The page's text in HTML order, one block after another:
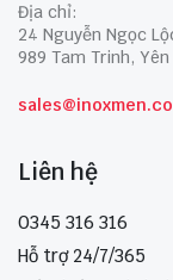
Địa chỉ:
24 Nguyễn Ngọc
989 Tam Trinh,
Liên hệ
0345 316 316
Hỗ trợ 24/7/365